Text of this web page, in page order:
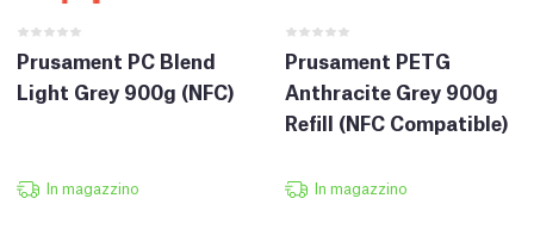
Prusament PC Blend
Light Grey 900g (NFC)
In magazzino
Prusament PETG
Anthracite Grey 900g
Refill (NFC Compatible)
In magazzino